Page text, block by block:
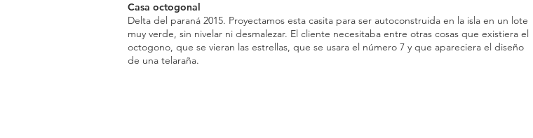
Casa octogonal
Delta del paraná 2015. Proyectamos esta casita para ser autoconstruida en la isla en un lote
muy verde, sin nivelar ni desmalezar. El cliente necesitaba entre otras cosas que existiera el
octogono, que se vieran las estrellas, que se usara el número 7 y que apareciera el diseño
de una telaraña.